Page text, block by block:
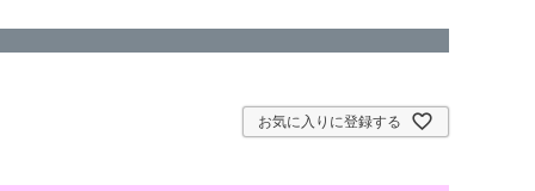
お気に入りに登録する